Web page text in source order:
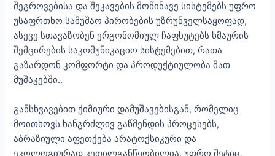
შეგროვებისა და შეკავების მოწინავე სისტემებს უფრო
უსაფრთხო სამუშაო პირობების უზრუნველსაყოფად,
ასევე სთავაზობენ ერგონომიულ ჩაფხუტებს ხმაურის
შემცირების საკომუნიკაციო სისტემებით, რათა
გაზარდონ კომფორტი და პროდუქტიულობა მათ
მუშაკებში..
განსხვავებით ქიმიური დამუშავებისგან, რომელიც
მოითხოვს ხანგრძლივ გაწმენდის პროცესებს,
აბრაზიული აფეთქება არატოქსიკური და
ეკოლოგიურად კეთილგანწყობილია. უფრო მეტიც,